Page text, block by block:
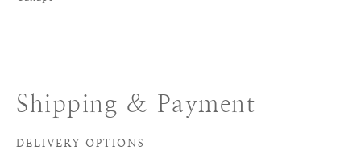
Shipping & Payment
DELIVERY OPTIONS